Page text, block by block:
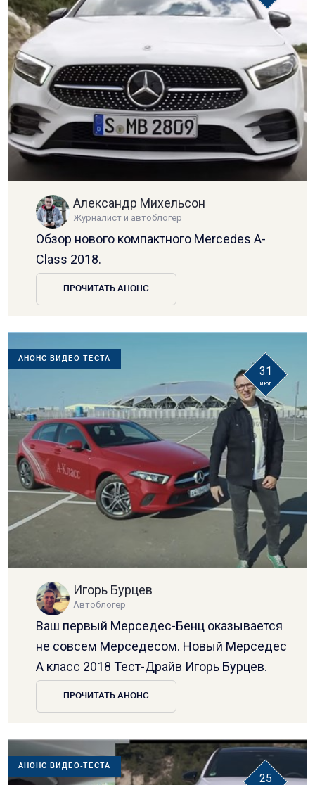
Александр Михельсон
Журналист и автоблогер
Обзор нового компактного Mercedes A-
Class 2018.
ПРОЧИТАТЬ АНОНС
АНОНС ВИДЕО-ТЕСТА
31
июл
Игорь Бурцев
Автоблогер
Ваш первый Мерседес-Бенц оказывается
не совсем Мерседесом. Новый Мерседес
А класс 2018 Тест-Драйв Игорь Бурцев.
ПРОЧИТАТЬ АНОНС
АНОНС ВИДЕО-ТЕСТА
25